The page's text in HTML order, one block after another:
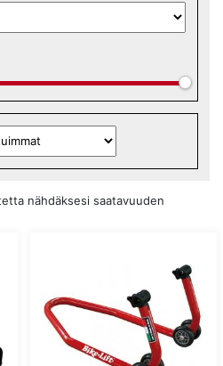
nähdäksesi saatavuuden